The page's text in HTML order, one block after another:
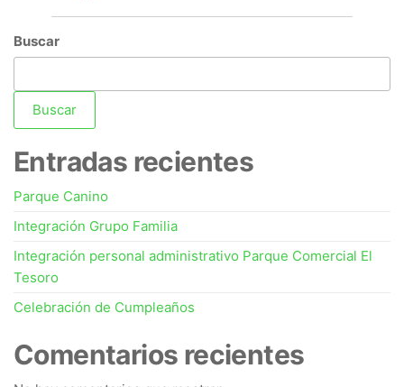
Buscar
Buscar
Entradas recientes
Parque Canino
Integración Grupo Familia
Integración personal administrativo Parque Comercial El
Tesoro
Celebración de Cumpleaños
Comentarios recientes